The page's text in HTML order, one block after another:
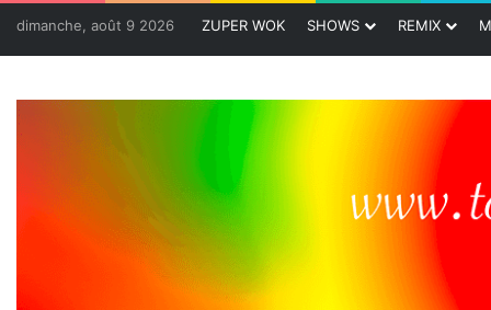
dimanche, août 9 2026 ZUPER WOK SHOWS REMIX